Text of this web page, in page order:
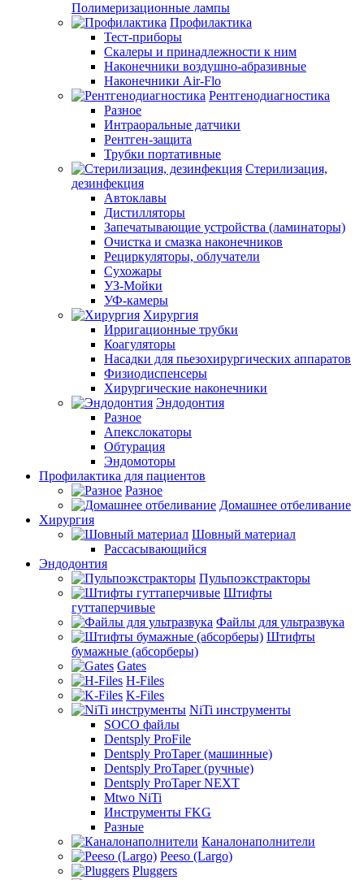
Полимеризационные лампы
Профилактика
Тест-приборы
Скалеры и принадлежности к ним
Наконечники воздушно-абразивные
Наконечники Air-Flo
Рентгенодиагностика
Разное
Интраоральные датчики
Рентген-защита
Трубки портативные
Стерилизация,
дезинфекция
Автоклавы
Дистилляторы
Запечатывающие устройства (ламинаторы)
Очистка и смазка наконечников
Рециркуляторы, облучатели
Сухожары
УЗ-Мойки
УФ-камеры
Хирургия
Ирригационные трубки
Коагуляторы
Насадки для пьезохирургических аппаратов
Физиодиспенсеры
Хирургические наконечники
Эндодонтия
Разное
Апекслокаторы
Обтурация
Эндомоторы
Профилактика для пациентов
Разное
Домашнее отбеливание
Хирургия
Шовный материал
Рассасывающийся
Эндодонтия
Пульпоэкстракторы
Штифты
гуттаперчивые
Файлы для ультразвука
Штифты
бумажные (абсорберы)
Gates
H-Files
K-Files
NiTi инструменты
SOCO файлы
Dentsply ProFile
Dentsply ProTaper (машинные)
Dentsply ProTaper (ручные)
Dentsply ProTaper NEXT
Mtwo NiTi
Инструменты FKG
Разные
Каналонаполнители
Peeso (Largo)
Pluggers